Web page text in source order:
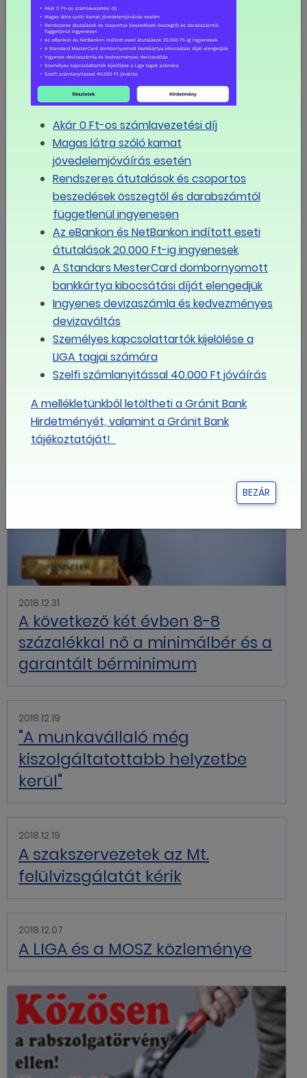
2019.02.04
Előmozdítaná a szociális
párbeszédet a LIGA
Szakszervezetek
2019.01.16
Kétszámjegyű bérfejlesztést tart
szükségesnek a KVKF
munkavállalói oldala
2018.12.31
A következő két évben 8-8
százalékkal nő a minimálbér és a
garantált bérminimum
2018.12.19
"A munkavállaló még
kiszolgáltatottabb helyzetbe
kerül"
2018.12.19
A szakszervezetek az Mt.
felülvizsgálatát kérik
2018.12.07
A LIGA és a MOSZ közleménye
Akár 0 Ft-os számlavezetési díj
Magas látra szóló kamat
jövedelemjóváírás esetén
Rendszeres átutalások és csoportos
beszedések összegtől és darabszámtól
függetlenül ingyenesen
Az eBankon és NetBankon indított eseti
átutalások 20.000 Ft-ig ingyenesek
A Standars MesterCard dombornyomott
bankkártya kibocsátási díját elengedjük
Ingyenes devizaszámla és kedvezményes
devizaváltás
Személyes kapcsolattartók kijelölése a
LIGA tagjai számára
Szelfi számlanyitással 40.000 Ft jóváírás
A mellékletünkből letöltheti a Gránit Bank
Hirdetményét, valamint a Gránit Bank
tájékoztatóját!
BEZÁR